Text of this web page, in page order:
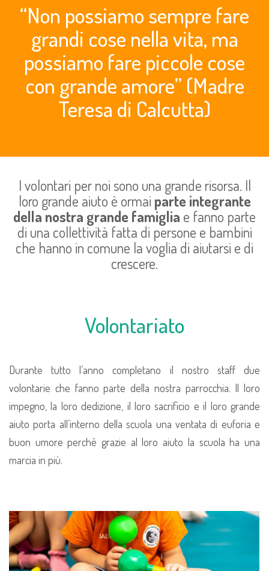
“Non possiamo sempre fare
grandi cose nella vita, ma
possiamo fare piccole cose
con grande amore” (Madre
Teresa di Calcutta)
I volontari per noi sono una grande risorsa. Il
loro grande aiuto è ormai parte integrante
della nostra grande famiglia e fanno parte
di una collettività fatta di persone e bambini
che hanno in comune la voglia di aiutarsi e di
crescere.
Volontariato
Durante tutto l’anno completano il nostro staff due
volontarie che fanno parte della nostra parrocchia. Il loro
impegno, la loro dedizione, il loro sacrificio e il loro grande
aiuto porta all’interno della scuola una ventata di euforia e
buon umore perchè grazie al loro aiuto la scuola ha una
marcia in più.